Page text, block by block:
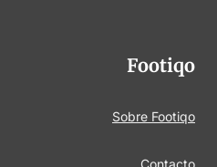
Footiqo
Sobre Footiqo